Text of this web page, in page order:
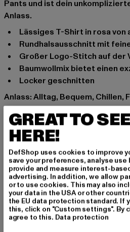
Pants und ist dein
Anlass.
Lässiges T-Shirt in rosa
Rundhalsausschnitt mit
Großer Logo-Stitch auf
Baumwollmix bietet einen
Locker geschnitten
Anlass: Alltag, Bequem, Chillen,
Ausschnitt: Rundhals
Ärmelart: Kurzarm
Marke: adidas
Kat.: T-Shirts
Farbe: blau
Hersteller Farbe: crew blue
Materialzusammensetzung:
Polyester
Art.Nr: GN2933-05860
GREAT TO
HERE!
DefShop uses cookies to improve
save your preferences, analyse use
provide and measure interest-
advertising. In addition, we allow
or to use cookies. This may also
your data in the USA or other
the EU data protection standard. If
this, click on "Custom settings". By
agree to this. Data protection